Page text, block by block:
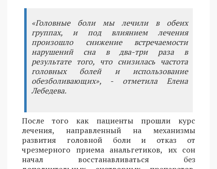
«Головные боли мы лечили в обеих
группах, и под влиянием лечения
произошло снижение встречаемости
нарушений сна в два-три раза в
результате того, что снизилась частота
головных болей и использование
обезболивающих», - отметила Елена
Лебедева.
После того как пациенты прошли курс
лечения, направленный на механизмы
развития головной боли и отказ от
чрезмерного приема анальгетиков, их сон
начал восстанавливаться без